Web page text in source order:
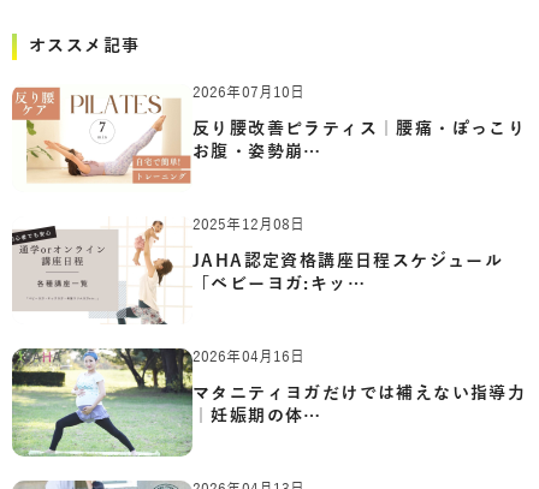
オススメ記事
2026年07月10日
反り腰改善ピラティス｜腰痛・ぽっこり
お腹・姿勢崩…
2025年12月08日
JAHA認定資格講座日程スケジュール
「ベビーヨガ:キッ…
2026年04月16日
マタニティヨガだけでは補えない指導力
｜妊娠期の体…